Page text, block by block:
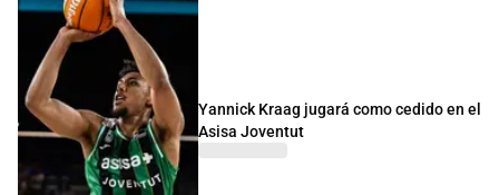
Yannick Kraag jugará como cedido en el
Asisa Joventut